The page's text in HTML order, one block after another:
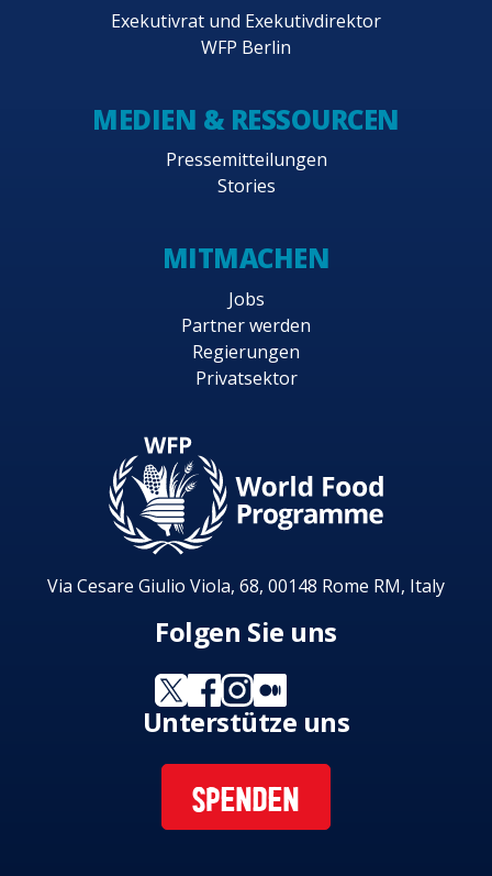
Exekutivrat und Exekutivdirektor
WFP Berlin
MEDIEN & RESSOURCEN
Pressemitteilungen
Stories
MITMACHEN
Jobs
Partner werden
Regierungen
Privatsektor
Via Cesare Giulio Viola, 68, 00148 Rome RM, Italy
Folgen Sie uns
Unterstütze uns
SPENDEN